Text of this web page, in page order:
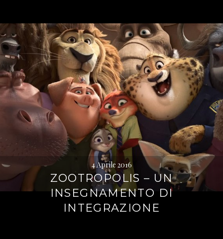
4 Aprile 2016
ZOOTROPOLIS – UN
INSEGNAMENTO DI
INTEGRAZIONE